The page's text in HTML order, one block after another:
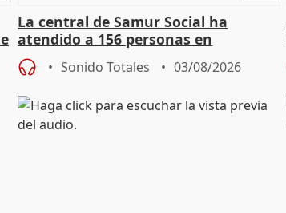
La central de Samur Social ha
atendido a 156 personas en
situación de calle durante Campaña
de CalorSonido Totales 03/08/2026